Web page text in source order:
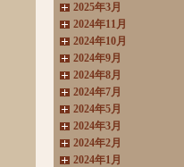
2025年3月
2024年11月
2024年10月
2024年9月
2024年8月
2024年7月
2024年5月
2024年3月
2024年2月
2024年1月